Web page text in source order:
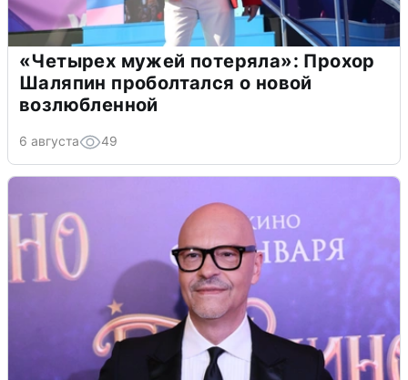
«Четырех мужей потеряла»: Прохор
Шаляпин проболтался о новой
возлюбленной
6 августа 49